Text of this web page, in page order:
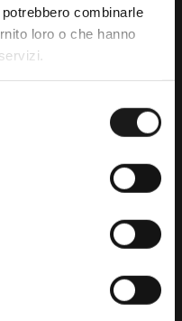
combinarle
loro o che hanno